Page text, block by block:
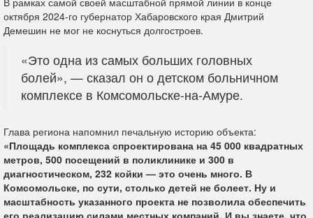
октября 2024-го губернатор Хабаровского края Дмитрий
Демешин не мог не коснуться долгостроев.
«Это одна из самых больших головных
болей», — сказал он о детском больничном
комплексе в Комсомольске-на-Амуре.
Глава региона напомнил печальную историю объекта:
«Площадь комплекса спроектирована на 45 000 квадратных
метров, 500 посещений в поликлинике и 300 в
диагностическом, 232 койки — это очень много. В
Комсомольске, по сути, столько детей не болеет. Ну и
масштабность указанного проекта не позволила обеспечить